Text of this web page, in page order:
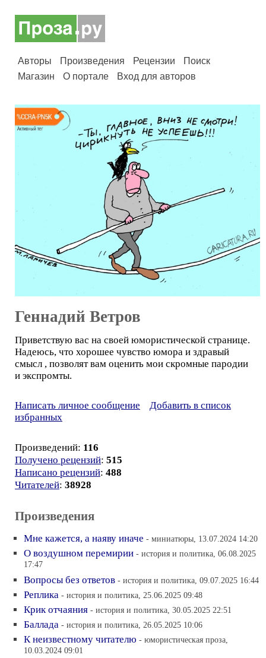
Авторы Произведения Рецензии
Поиск
Магазин
О портале Вход для авторов
Геннадий Ветров
Приветствую вас на своей юмористической странице.
Надеюсь, что хорошее чувство юмора и здравый
смысл , позволят вам оценить мои скромные пародии
и экспромты.
Написать личное сообщение
Добавить в список
избранных
Произведений: 116
Получено рецензий: 515
Написано рецензий: 488
Читателей: 38928
Произведения
Мне кажется, а наяву иначе - миниатюры, 13.07.2024 14:20
О воздушном перемирии - история и политика, 06.08.2025
17:47
Вопросы без ответов - история и политика, 09.07.2025 16:44
Реплика - история и политика, 25.06.2025 09:48
Крик отчаяния - история и политика, 30.05.2025 22:51
Баллада - история и политика, 26.05.2025 10:06
К неизвестному читателю - юмористическая проза,
10.03.2024 09:01